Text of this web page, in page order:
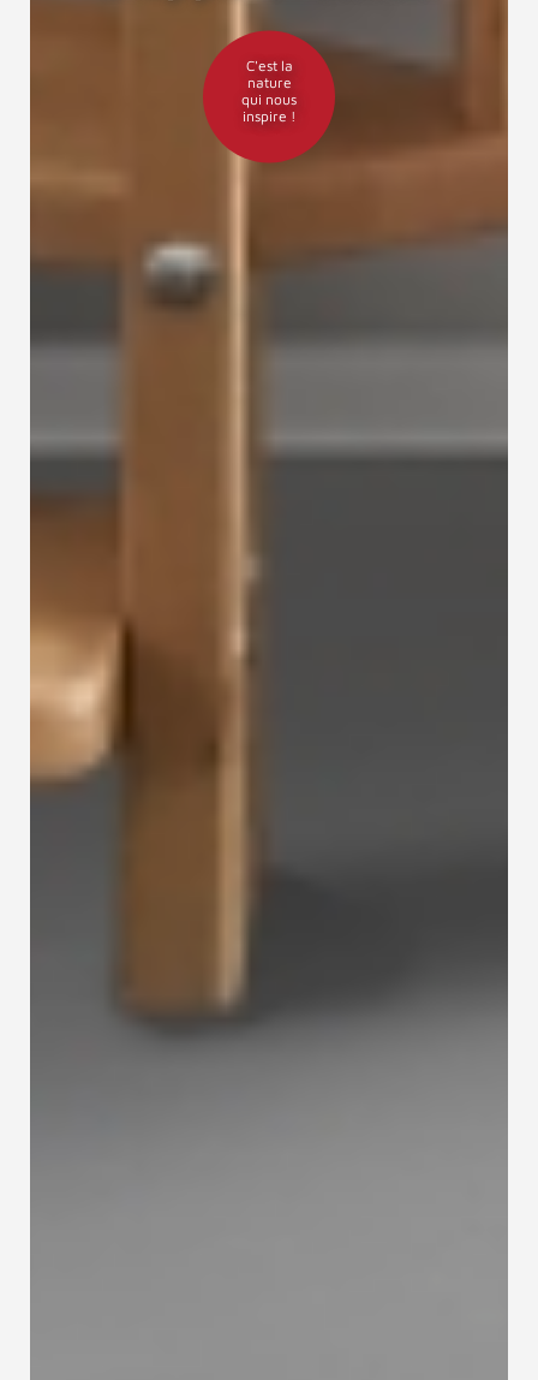
C'est la
nature
qui nous
inspire !